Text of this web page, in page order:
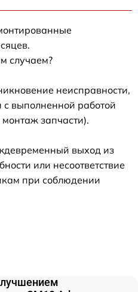
случаем?
неисправности,
выполненной работой
запчасти).
выход из
или несоответствие
при соблюдении